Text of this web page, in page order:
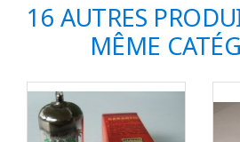
16 AUTRES
MÊME